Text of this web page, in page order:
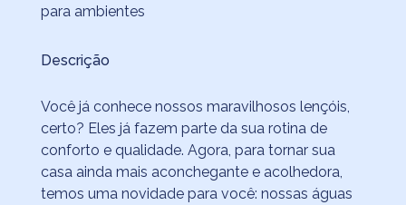
para ambientes
Descrição
Você já conhece nossos maravilhosos lençóis,
certo? Eles já fazem parte da sua rotina de
conforto e qualidade. Agora, para tornar sua
casa ainda mais aconchegante e acolhedora,
temos uma novidade para você: nossas águas